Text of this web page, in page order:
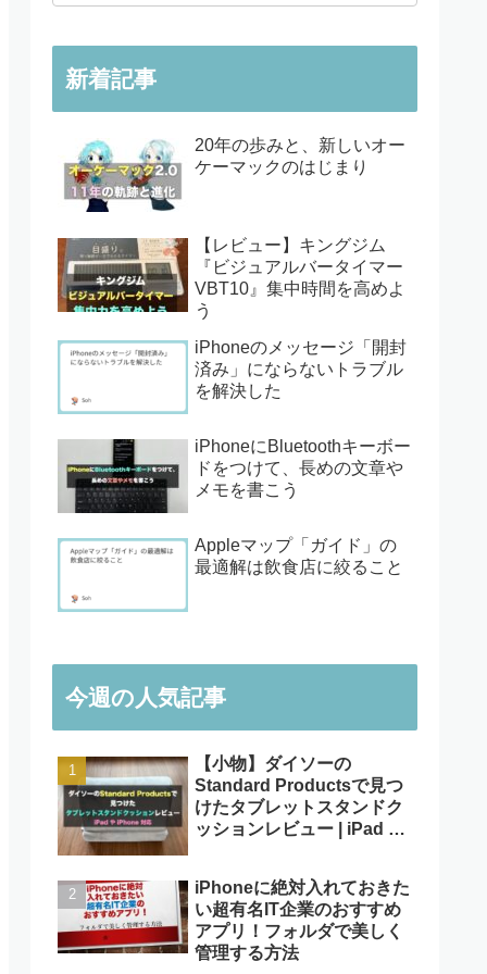
新着記事
20年の歩みと、新しいオー
ケーマックのはじまり
【レビュー】キングジム
『ビジュアルバータイマー
VBT10』集中時間を高めよ
う
iPhoneのメッセージ「開封
済み」にならないトラブル
を解決した
iPhoneにBluetoothキーボー
ドをつけて、長めの文章や
メモを書こう
Appleマップ「ガイド」の
最適解は飲食店に絞ること
今週の人気記事
【小物】ダイソーの
Standard Productsで見つ
けたタブレットスタンドク
ッションレビュー | iPad や
iPhoneに絶対入れておきた
い超有名IT企業のおすすめ
アプリ！フォルダで美しく
管理する方法